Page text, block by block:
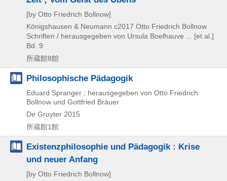
[by Otto Friedrich Bollnow]
Königshausen & Neumann c2017 Otto Friedrich Bollnow
Schriften / herausgegeben von Ursula Boelhauve ... [et al.]
Bd. 9
所蔵館8館
Philosophische Pädagogik
Eduard Spranger ; herausgegeben von Otto Friedrich
Bollnow und Gottfried Bräuer
De Gruyter 2015
所蔵館1館
Existenzphilosophie und Pädagogik : Krise
und neuer Anfang
[by Otto Friedrich Bollnow]